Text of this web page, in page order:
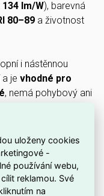
134 lm/W), barevná
80–89 a životnost
i nástěnnou
je vhodné pro
, nemá pohybový ani
asistenty
.
interiéry.
uloženy cookies
-
používání webu,
reklamou. Své
na